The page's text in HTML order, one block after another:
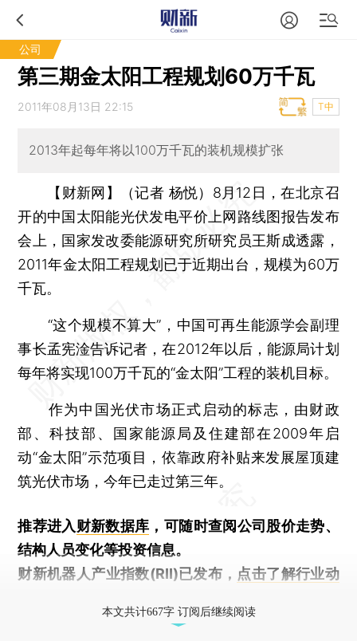
公司
第三期金太阳工程规划60万千瓦
2011年08月13日 22:15 T中
2013年起每年将以100万千瓦的装机规模扩张
【财新网】（记者 杨悦） 8月12日，在北京召
开的中国太阳能光伏发电平价上网路线图报告发布
会上，国家发改委能源研究所研究员王斯成透露，
2011年金太阳工程规划已于近期出台，规模为60万
千瓦。
“这个规模不算大”，中国可再生能源学会副理
事长孟宪淦告诉记者，在2012年以后，能源局计划
每年将实现100万千瓦的“金太阳”工程的装机目标。
作为中国光伏市场正式启动的标志，由财政
部、科技部、国家能源局及住建部在2009年启
动“金太阳”示范项目，依靠政府补贴来发展屋顶建
筑光伏市场，今年已走过第三年。
推荐进入财新数据库 ，可随时查阅公司股价走势、
结构人员变化等投资信息。
财新机器人产业指数(RII)已发布， 点击了解行业动
本文共计667字 订阅后继续阅读